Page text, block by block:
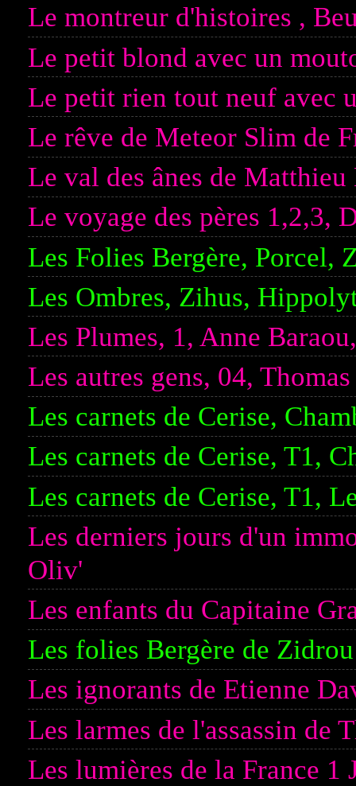
Le montreur d'histoires ,
Le petit blond avec un
Le petit rien tout neuf avec
Le rêve de Meteor Slim de
Le val des ânes de
Le voyage des pères 1,2,3,
Les Folies Bergère, Porcel,
Les Ombres, Zihus,
Les Plumes, 1, Anne
Les autres gens, 04,
Les carnets de Cerise,
Les carnets de Cerise, T1,
Les carnets de Cerise, T1,
Les derniers jours d'un
Oliv'
Les enfants du Capitaine
Les folies Bergère de
Les ignorants de Etienne
Les larmes de l'assassin de
Les lumières de la France 1